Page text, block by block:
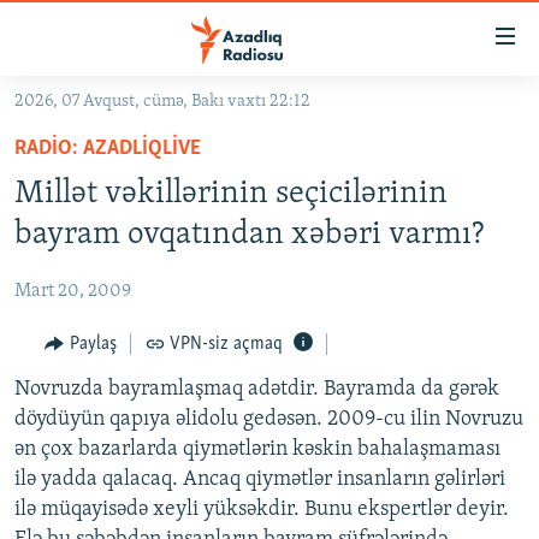
Əsas
qayıt
Əsas
naviqasiyaya
qayıt
GÜNDƏM
#İZAHLA
#ƏSLINDƏ
FƏRQƏ BAX
QANUNI DOĞRU
ARAŞDIRMA
MULTIMEDIA
VIDEO
FOTOQALEREYA
RADIO ARXIV
OXU ZALI
HAQQIMIZDA
2026, 07 Avqust, cümə, Bakı vaxtı 22:12
RADIO: AZADLIQLIVE
Millət vəkillərinin seçicilərinin
bayram ovqatından xəbəri varmı?
Mart 20, 2009
Paylaş VPN-siz açmaq
Novruzda bayramlaşmaq adətdir. Bayramda da gərək
döydüyün qapıya əlidolu gedəsən. 2009-cu ilin Novruzu
ən çox bazarlarda qiymətlərin kəskin bahalaşmaması
ilə yadda qalacaq. Ancaq qiymətlər insanların gəlirləri
ilə müqayisədə xeyli yüksəkdir. Bunu ekspertlər deyir.